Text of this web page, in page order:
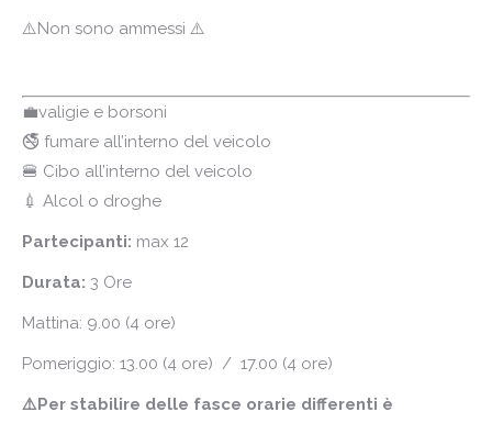
⚠️Non sono ammessi ⚠️
💼valigie e borsoni
🚭 fumare all’interno del veicolo
🍔 Cibo all’interno del veicolo
💉 Alcol o droghe
Partecipanti: max 12
Durata: 3 Ore
Mattina: 9.00 (4 ore)
Pomeriggio: 13.00 (4 ore) / 17.00 (4 ore)
⚠️Per stabilire delle fasce orarie differenti è